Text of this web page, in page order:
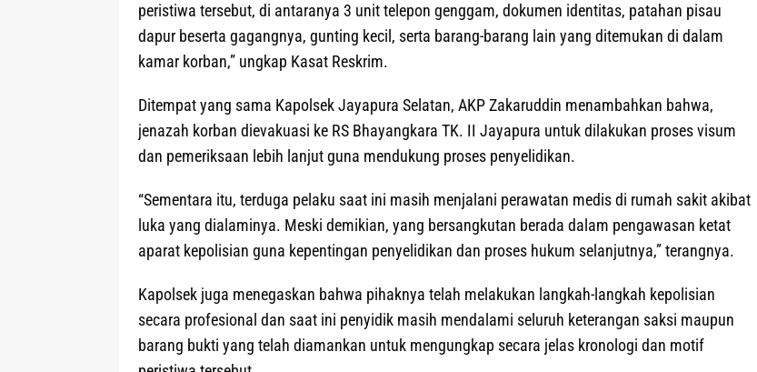
peristiwa tersebut, di antaranya 3 unit telepon genggam, dokumen identitas, patahan pisau
dapur beserta gagangnya, gunting kecil, serta barang-barang lain yang ditemukan di dalam
kamar korban,” ungkap Kasat Reskrim.
Ditempat yang sama Kapolsek Jayapura Selatan, AKP Zakaruddin menambahkan bahwa,
jenazah korban dievakuasi ke RS Bhayangkara TK. II Jayapura untuk dilakukan proses visum
dan pemeriksaan lebih lanjut guna mendukung proses penyelidikan.
“Sementara itu, terduga pelaku saat ini masih menjalani perawatan medis di rumah sakit akibat
luka yang dialaminya. Meski demikian, yang bersangkutan berada dalam pengawasan ketat
aparat kepolisian guna kepentingan penyelidikan dan proses hukum selanjutnya,” terangnya.
Kapolsek juga menegaskan bahwa pihaknya telah melakukan langkah-langkah kepolisian
secara profesional dan saat ini penyidik masih mendalami seluruh keterangan saksi maupun
barang bukti yang telah diamankan untuk mengungkap secara jelas kronologi dan motif